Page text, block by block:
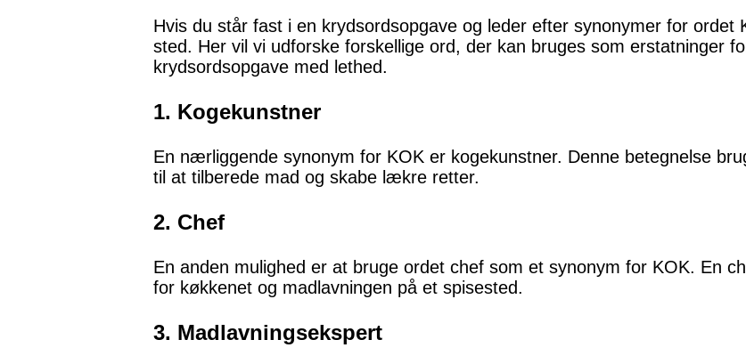
Hvis du står fast i en krydsordsopgave og leder efter synonymer for
sted. Her vil vi udforske forskellige ord, der kan bruges som erstatninger
krydsordsopgave med lethed.
1. Kogekunstner
En nærliggende synonym for KOK er kogekunstner. Denne betegnelse
til at tilberede mad og skabe lækre retter.
2. Chef
En anden mulighed er at bruge ordet chef som et synonym for KOK. En
for køkkenet og madlavningen på et spisested.
3. Madlavningsekspert